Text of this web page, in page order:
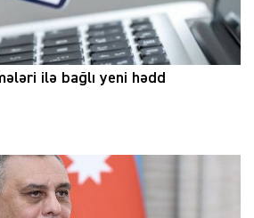
ilə bağlı yeni hədd